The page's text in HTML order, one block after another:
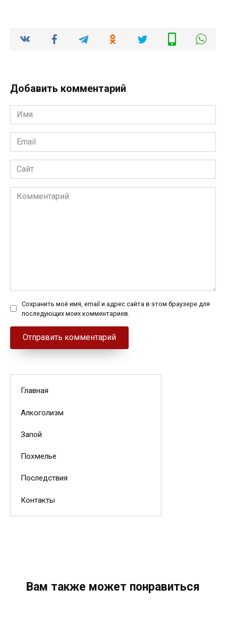
Добавить комментарий
Имя
*
Email
*
Сайт
Комментарий
Сохранить моё имя, email и адрес сайта в этом браузере для
последующих моих комментариев.
Главная
Алкоголизм
Запой
Похмелье
Последствия
Контакты
Вам также может понравиться